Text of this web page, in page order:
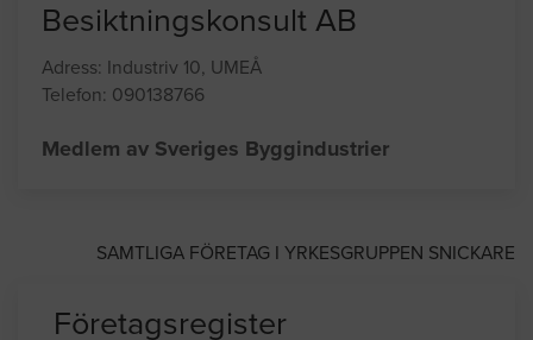
Besiktningskonsult AB
Adress: Industriv 10, UMEÅ
Telefon: 090138766
Medlem av Sveriges Byggindustrier
SAMTLIGA FÖRETAG I YRKESGRUPPEN SNICKARE
Företagsregister